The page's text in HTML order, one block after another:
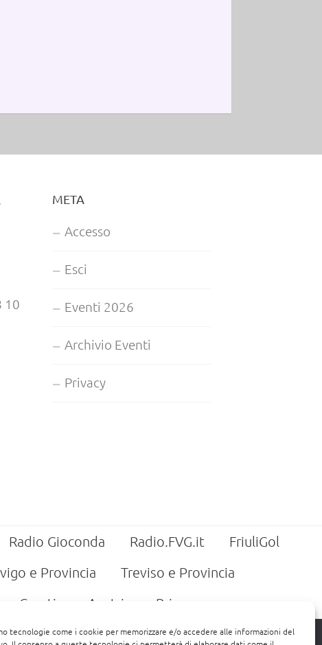
tecnologie come i cookie per memorizzare e/o accedere alle informazioni del
10
META
Accesso
Esci
Eventi 2026
Archivio Eventi
Privacy
Radio Gioconda Radio.FVG.it
FriuliGol
e Provincia
Treviso e Provincia
Croatia Austria Privacy